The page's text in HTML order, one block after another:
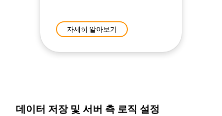
자세히 알아보기
데이터 저장 및 서버 측 로직 설정